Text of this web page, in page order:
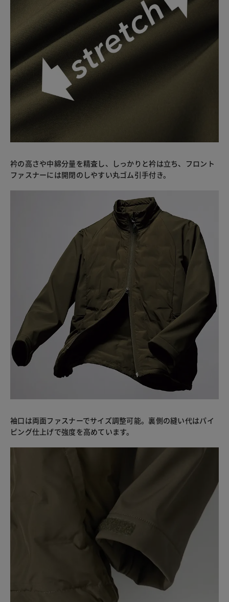
衿の高さや中綿分量を精査し、しっかりと衿は立ち、フロント
ファスナーには開閉のしやすい丸ゴム引手付き。
袖口は両面ファスナーでサイズ調整可能。裏側の縫い代はパイ
ピング仕上げで強度を高めています。